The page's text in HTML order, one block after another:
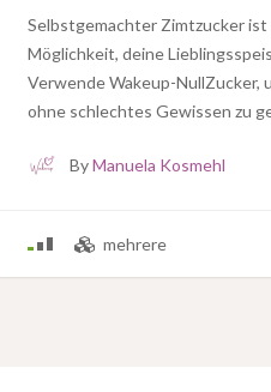
Selbstgemachter Zimtzucker
Möglichkeit, deine
Verwende Wakeup-NullZucker,
ohne schlechtes Gewissen zu
ByManuela Kosmehl
mehrere